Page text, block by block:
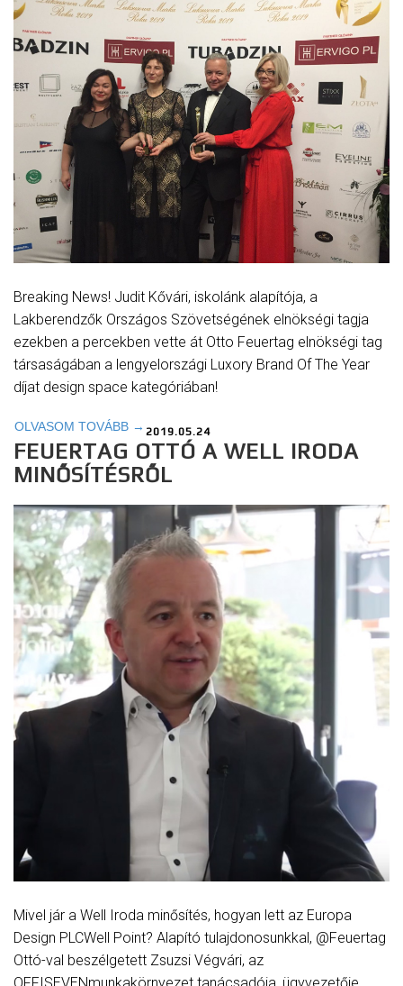
Breaking News! Judit Kővári, iskolánk alapítója, a
Lakberendzők Országos Szövetségének elnökségi tagja
ezekben a percekben vette át Otto Feuertag elnökségi tag
társaságában a lengyelországi Luxory Brand Of The Year
díjat design space kategóriában!
OLVASOM TOVÁBB → 2019.05.24
FEUERTAG OTTÓ A WELL IRODA
MINŐSÍTÉSRŐL
Mivel jár a Well Iroda minősítés, hogyan lett az Europa
Design PLCWell Point? Alapító tulajdonosunkkal, @Feuertag
Ottó-val beszélgetett Zsuzsi Végvári, az